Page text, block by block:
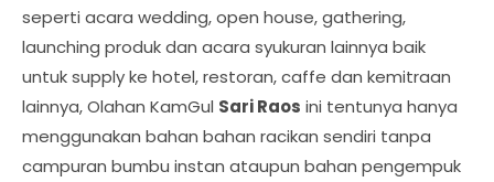
seperti acara wedding, open house, gathering,
launching produk dan acara syukuran lainnya baik
untuk supply ke hotel, restoran, caffe dan kemitraan
lainnya, Olahan KamGul Sari Raos ini tentunya hanya
menggunakan bahan bahan racikan sendiri tanpa
campuran bumbu instan ataupun bahan pengempuk